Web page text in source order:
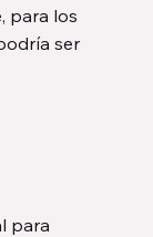
para los
ser
para